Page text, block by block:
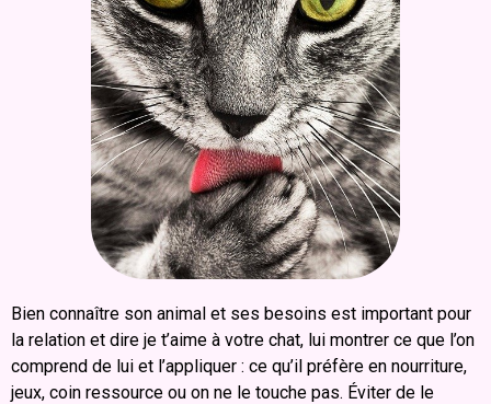
Bien connaître son animal et ses besoins est important pour
la relation et dire je t’aime à votre chat, lui montrer ce que l’on
comprend de lui et l’appliquer : ce qu’il préfère en nourriture,
jeux, coin ressource ou on ne le touche pas. Éviter de le